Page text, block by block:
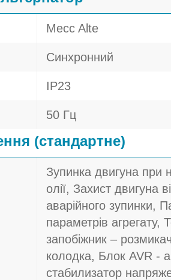
Mecc Alte
Синхронний
IP23
50 Гц
(стандартне)
Зупинка двигуна при
олії, Захист двигуна
аварійного зупинки,
параметрів агрегату,
запобіжник –
колодка, Блок AVR -
стабилизатор